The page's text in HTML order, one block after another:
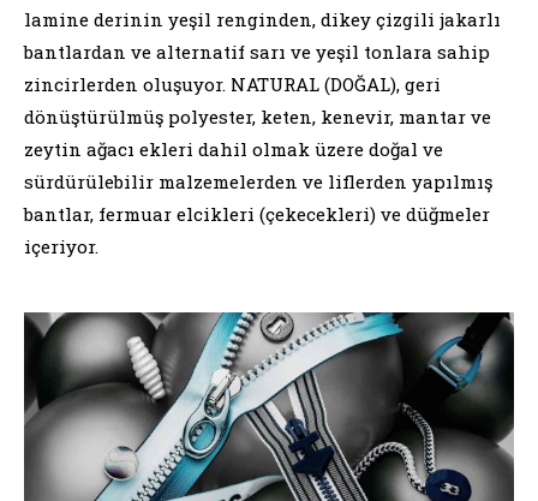
lamine derinin yeşil renginden, dikey çizgili jakarlı
bantlardan ve alternatif sarı ve yeşil tonlara sahip
zincirlerden oluşuyor. NATURAL (DOĞAL), geri
dönüştürülmüş polyester, keten, kenevir, mantar ve
zeytin ağacı ekleri dahil olmak üzere doğal ve
sürdürülebilir malzemelerden ve liflerden yapılmış
bantlar, fermuar elcikleri (çekecekleri) ve düğmeler
içeriyor.